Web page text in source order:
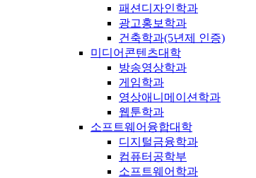
패션디자인학과
광고홍보학과
건축학과(5년제 인증)
미디어콘텐츠대학
방송영상학과
게임학과
영상애니메이션학과
웹툰학과
소프트웨어융합대학
디지털금융학과
컴퓨터공학부
소프트웨어학과